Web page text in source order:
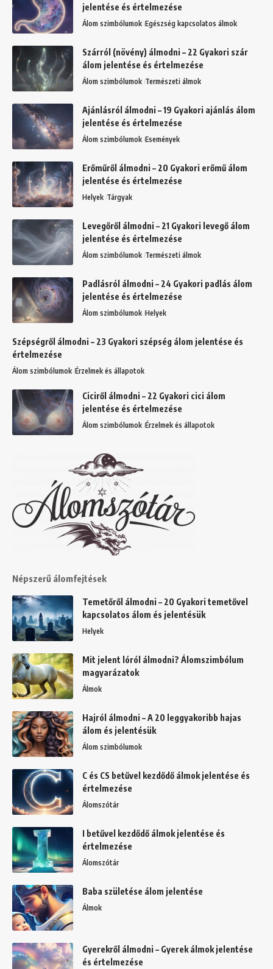
jelentése és értelmezése
Álom szimbólumok Egészség kapcsolatos álmok
Szárról (növény) álmodni – 22 Gyakori szár
álom jelentése és értelmezése
Álom szimbólumok Természeti álmok
Ajánlásról álmodni – 19 Gyakori ajánlás álom
jelentése és értelmezése
Álom szimbólumok Események
Erőműről álmodni – 20 Gyakori erőmű álom
jelentése és értelmezése
Helyek Tárgyak
Levegőről álmodni – 21 Gyakori levegő álom
jelentése és értelmezése
Álom szimbólumok Természeti álmok
Padlásról álmodni – 24 Gyakori padlás álom
jelentése és értelmezése
Álom szimbólumok Helyek
Szépségről álmodni – 23 Gyakori szépség álom jelentése és
értelmezése
Álom szimbólumok Érzelmek és állapotok
Ciciről álmodni – 22 Gyakori cici álom
jelentése és értelmezése
Álom szimbólumok Érzelmek és állapotok
Népszerű álomfejtések
Temetőről álmodni – 20 Gyakori temetővel
kapcsolatos álom és jelentésük
Helyek
Mit jelent lóról álmodni? Álomszimbólum
magyarázatok
Álmok
Hajról álmodni – A 20 leggyakoribb hajas
álom és jelentésük
Álom szimbólumok
C és CS betűvel kezdődő álmok jelentése és
értelmezése
Álomszótár
I betűvel kezdődő álmok jelentése és
értelmezése
Álomszótár
Baba születése álom jelentése
Álmok
Gyerekről álmodni – Gyerek álmok jelentése
és értelmezése